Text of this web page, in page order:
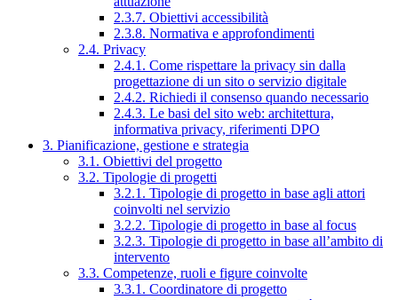
2.3.7. Obiettivi accessibilità
2.3.8. Normativa e approfondimenti
2.4. Privacy
2.4.1. Come rispettare la privacy sin dalla
progettazione di un sito o servizio digitale
2.4.2. Richiedi il consenso quando necessario
2.4.3. Le basi del sito web: architettura,
informativa privacy, riferimenti DPO
3. Pianificazione, gestione e strategia
3.1. Obiettivi del progetto
3.2. Tipologie di progetti
3.2.1. Tipologie di progetto in base agli attori
coinvolti nel servizio
3.2.2. Tipologie di progetto in base al focus
3.2.3. Tipologie di progetto in base all’ambito di
intervento
3.3. Competenze, ruoli e figure coinvolte
3.3.1. Coordinatore di progetto